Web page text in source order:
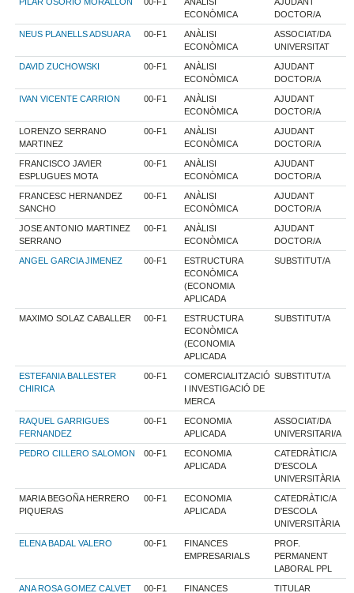
ECONÒMICA
DOCTOR/A
NEUS PLANELLS ADSUARA 00-F1
ANÀLISI
ECONÒMICA
ASSOCIAT/DA
UNIVERSITAT
DAVID ZUCHOWSKI 00-F1
ANÀLISI
ECONÒMICA
AJUDANT
DOCTOR/A
IVAN VICENTE CARRION 00-F1
ANÀLISI
ECONÒMICA
AJUDANT
DOCTOR/A
LORENZO SERRANO
MARTINEZ
00-F1
ANÀLISI
ECONÒMICA
AJUDANT
DOCTOR/A
FRANCISCO JAVIER
ESPLUGUES MOTA
00-F1
ANÀLISI
ECONÒMICA
AJUDANT
DOCTOR/A
FRANCESC HERNANDEZ
SANCHO
00-F1
ANÀLISI
ECONÒMICA
AJUDANT
DOCTOR/A
JOSE ANTONIO MARTINEZ
SERRANO
00-F1
ANÀLISI
ECONÒMICA
AJUDANT
DOCTOR/A
ANGEL GARCIA JIMENEZ 00-F1
ESTRUCTURA
ECONÒMICA
(ECONOMIA
APLICADA
SUBSTITUT/A
MAXIMO SOLAZ CABALLER 00-F1
ESTRUCTURA
ECONÒMICA
(ECONOMIA
APLICADA
SUBSTITUT/A
ESTEFANIA BALLESTER
CHIRICA
00-F1
COMERCIALITZACIÓ
I INVESTIGACIÓ DE
MERCA
SUBSTITUT/A
RAQUEL GARRIGUES
FERNANDEZ
00-F1
ECONOMIA
APLICADA
ASSOCIAT/DA
UNIVERSITARI/A
PEDRO CILLERO SALOMON 00-F1
ECONOMIA
APLICADA
CATEDRÀTIC/A
D'ESCOLA
UNIVERSITÀRIA
MARIA BEGOÑA HERRERO
PIQUERAS
00-F1
ECONOMIA
APLICADA
CATEDRÀTIC/A
D'ESCOLA
UNIVERSITÀRIA
ELENA BADAL VALERO 00-F1
FINANCES
EMPRESARIALS
PROF.
PERMANENT
LABORAL PPL
ANA ROSA GOMEZ CALVET 00-F1
FINANCES
TITULAR